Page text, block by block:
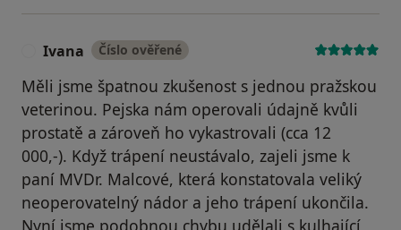
Ivana Číslo ověřené
Měli jsme špatnou zkušenost s jednou pražskou
veterinou. Pejska nám operovali údajně kvůli
prostatě a zároveň ho vykastrovali (cca 12
000,-). Když trápení neustávalo, zajeli jsme k
paní MVDr. Malcové, která konstatovala veliký
neoperovatelný nádor a jeho trápení ukončila.
Nyní jsme podobnou chybu udělali s kulhající